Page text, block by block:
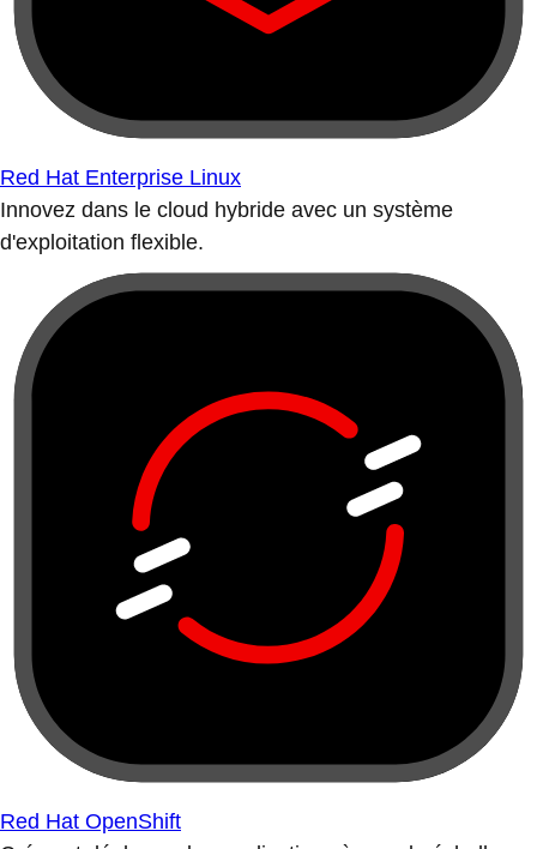
Red Hat Enterprise Linux
Innovez dans le cloud hybride avec un système
d'exploitation flexible.
Red Hat OpenShift